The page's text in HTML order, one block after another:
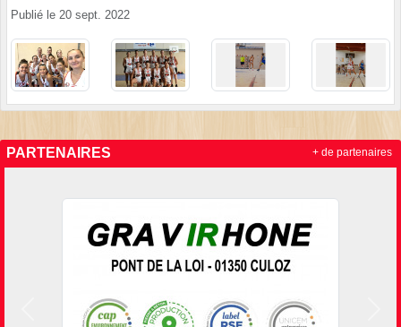
Publié le 20 sept. 2022
PARTENAIRES
Précedent
+ de partenaires